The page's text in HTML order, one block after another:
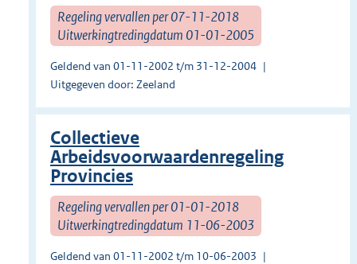
Regeling vervallen per 07-11-2018
Uitwerkingtredingdatum 01-01-2005
Geldend van 01-11-2002 t/m 31-12-2004
Uitgegeven door: Zeeland
Collectieve
Arbeidsvoorwaardenregeling
Provincies
Regeling vervallen per 01-01-2018
Uitwerkingtredingdatum 11-06-2003
Geldend van 01-11-2002 t/m 10-06-2003